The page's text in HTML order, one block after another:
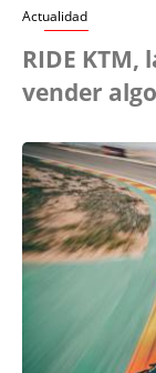
Actualidad
RIDE KTM,
vender